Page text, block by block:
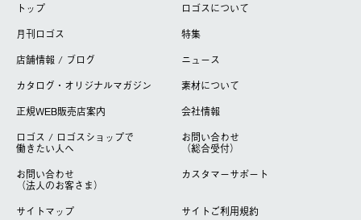
トップ
ロゴスについて
月刊ロゴス
特集
店舗情報 / ブログ
ニュース
カタログ・オリジナルマガジン
素材について
正規WEB販売店案内
会社情報
ロゴス / ロゴスショップで
働きたい人へ
お問い合わせ
（総合受付）
お問い合わせ
（法人のお客さま）
カスタマーサポート
サイトマップ
サイトご利用規約